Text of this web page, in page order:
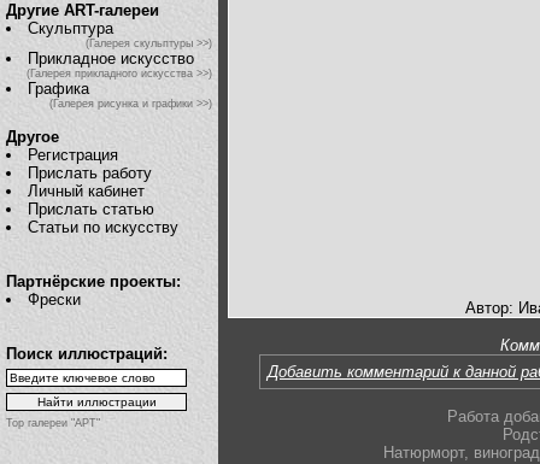
Другие ART-галереи
Скульптура
(Галерея скульптуры >>)
Прикладное искусство
(Галерея прикладного искусства >>)
Графика
(Галерея рисунка и графики >>)
Другое
Регистрация
Прислать работу
Личный кабинет
Прислать статью
Статьи по искусству
Партнёрские проекты:
Фрески
Поиск иллюстраций:
Top галереи "АРТ"
Автор:
Добавить комментарий к данной
Работа
Натюрморт, виноград